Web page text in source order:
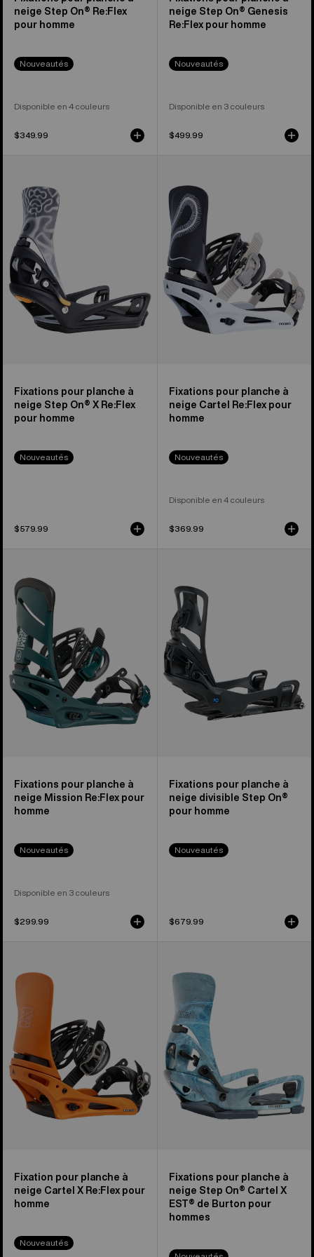
neige Step On® Re:Flex
pour homme
Nouveautés
Disponible en 4 couleurs
$349.99
neige Step On® Genesis
Re:Flex pour homme
Nouveautés
Disponible en 3 couleurs
$499.99
pour
planche
neige
Step
On®
Re:Flex
Fixations pour planche à
neige Step On® X Re:Flex
pour homme
Nouveautés
$579.99
Fixations
pour
planche
neige
Cartel
Re:Flex
pour
homme
Fixations pour planche à
neige Cartel Re:Flex pour
homme
Nouveautés
Disponible en 4 couleurs
$369.99
Fixations
pour
planche
neige
Mission
Re:Flex
pour
homme
Fixations pour planche à
neige Mission Re:Flex pour
homme
Nouveautés
Disponible en 3 couleurs
$299.99
splitboard
Step
On®
pour
hommes
Fixations pour planche à
neige divisible Step On®
pour homme
Nouveautés
$679.99
pour
planche
neige
Cartel
X
Re:Flex
pour
homme
Fixation pour planche à
neige Cartel X Re:Flex pour
homme
Nouveautés
neige
Step
On®
Cartel
EST®
Fixations pour planche à
neige Step On® Cartel X
EST® de Burton pour
hommes